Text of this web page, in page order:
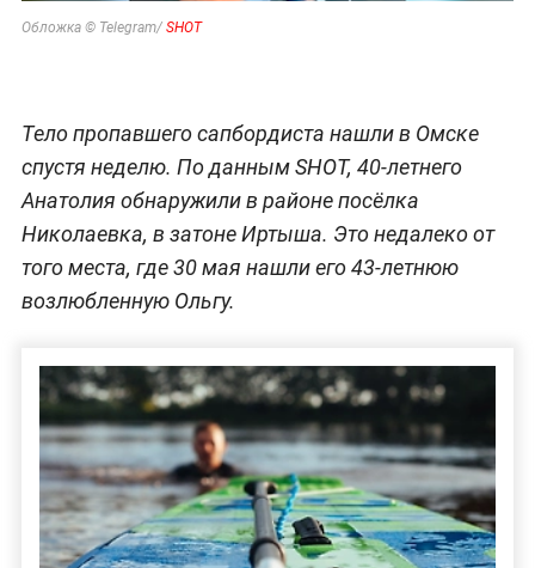
Обложка © Telegram/ SHOT
Тело пропавшего сапбордиста нашли в Омске
спустя неделю. По данным SHOT, 40-летнего
Анатолия обнаружили в районе посёлка
Николаевка, в затоне Иртыша. Это недалеко от
того места, где 30 мая нашли его 43-летнюю
возлюбленную Ольгу.